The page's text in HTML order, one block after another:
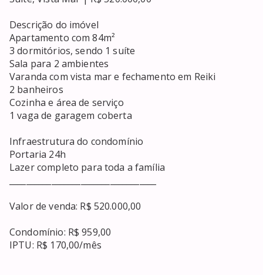
Descrição do imóvel
Apartamento com 84m²
3 dormitórios, sendo 1 suíte
Sala para 2 ambientes
Varanda com vista mar e fechamento em Reiki
2 banheiros
Cozinha e área de serviço
1 vaga de garagem coberta
Infraestrutura do condomínio
Portaria 24h
Lazer completo para toda a família
Valor de venda: R$ 520.000,00
Condomínio: R$ 959,00
IPTU: R$ 170,00/mês